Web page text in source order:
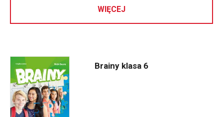
WIĘCEJ
Brainy klasa 6